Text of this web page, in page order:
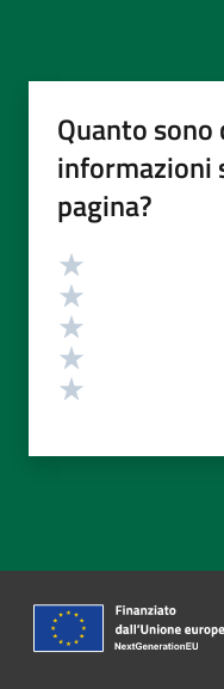
Quanto sono
informazioni
pagina?
Valutazione